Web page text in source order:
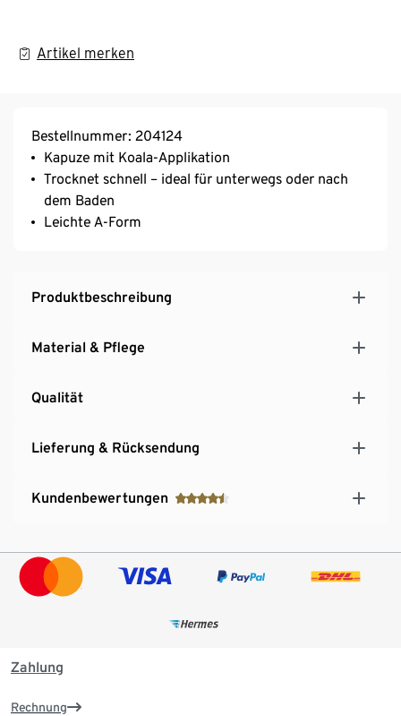
Artikel merken
Bestellnummer: 204124
Kapuze mit Koala-Applikation
Trocknet schnell – ideal für unterwegs oder nach
dem Baden
Leichte A-Form
Produktbeschreibung
Material & Pflege
Qualität
Lieferung & Rücksendung
Kundenbewertungen
Zahlung
Rechnung